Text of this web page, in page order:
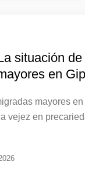
situación
en
mayores
vejez en